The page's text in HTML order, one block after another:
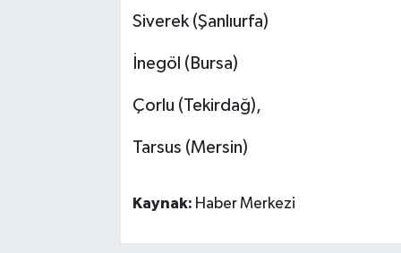
Siverek (Şanlıurfa)
İnegöl (Bursa)
Çorlu (Tekirdağ),
Tarsus (Mersin)
Kaynak: Haber Merkezi